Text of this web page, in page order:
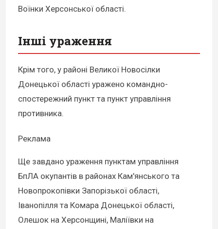
Воїнки Херсонської області.
Інші ураження
Крім того, у районі Великої Новосілки
Донецької області уражено командно-
спостережний пункт та пункт управління
противника.
Реклама
Ще завдано ураження пунктам управління
БпЛА окупантів в районах Кам'янського та
Новопрокопівки Запорізької області,
Іванопілля та Комара Донецької області,
Олешок на Херсонщині, Маліївки на